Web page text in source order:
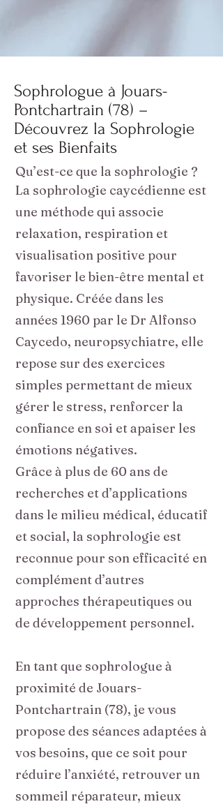
Sophrologue à Jouars-
Pontchartrain (78) –
Découvrez la Sophrologie
et ses Bienfaits
Qu’est-ce que la sophrologie ?
La sophrologie caycédienne est
une méthode qui associe
relaxation, respiration et
visualisation positive pour
favoriser le bien-être mental et
physique. Créée dans les
années 1960 par le Dr Alfonso
Caycedo, neuropsychiatre, elle
repose sur des exercices
simples permettant de mieux
gérer le stress, renforcer la
confiance en soi et apaiser les
émotions négatives.
Grâce à plus de 60 ans de
recherches et d’applications
dans le milieu médical, éducatif
et social, la sophrologie est
reconnue pour son efficacité en
complément d’autres
approches thérapeutiques ou
de développement personnel.
En tant que sophrologue à
proximité de Jouars-
Pontchartrain (78), je vous
propose des séances adaptées à
vos besoins, que ce soit pour
réduire l’anxiété, retrouver un
sommeil réparateur, mieux